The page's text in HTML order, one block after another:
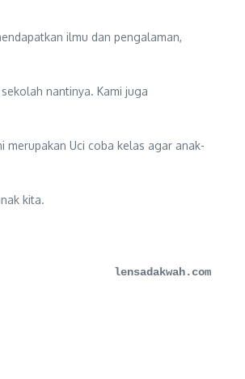
ilmu dan pengalaman,
nantinya. Kami juga
merupakan Uci coba kelas agar anak-
kita.
lensadakwah.com